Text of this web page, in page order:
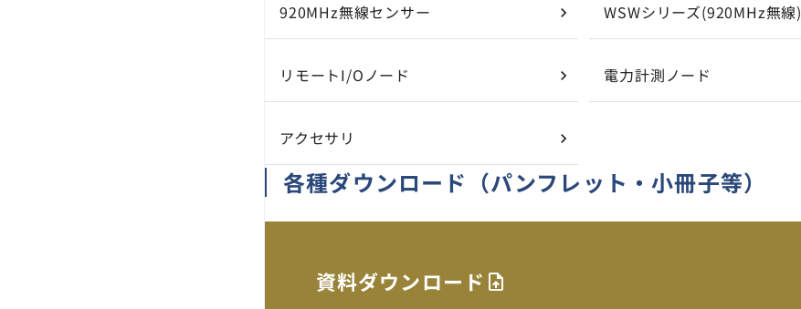
920MHz無線センサー WSWシリーズ(920MHz無線)
リモートI/Oノード 電力計測ノード
アクセサリ
各種ダウンロード （パンフレット・小冊子等）
資料ダウンロード upload_file